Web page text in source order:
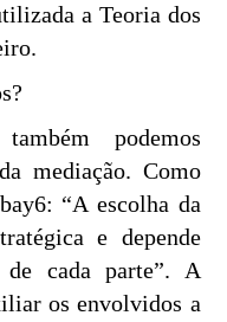
a Teoria dos
podemos
mediação. Como
“A escolha da
e depende
de cada parte”. A
os envolvidos a